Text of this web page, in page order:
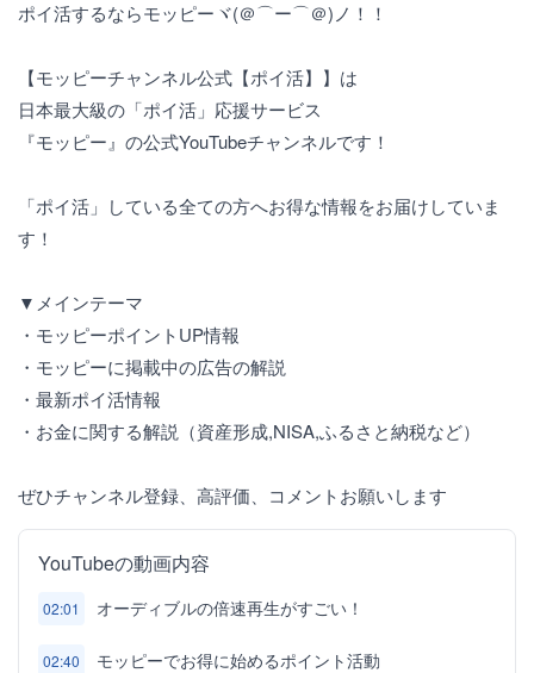
ポイ活するならモッピーヾ(＠⌒ー⌒＠)ノ！！
【モッピーチャンネル公式【ポイ活】】は
日本最大級の「ポイ活」応援サービス
『モッピー』の公式YouTubeチャンネルです！
「ポイ活」している全ての方へお得な情報をお届けしていま
す！
▼メインテーマ
・モッピーポイントUP情報
・モッピーに掲載中の広告の解説
・最新ポイ活情報
・お金に関する解説（資産形成,NISA,ふるさと納税など）
ぜひチャンネル登録、高評価、コメントお願いします
YouTubeの動画内容
02:01 オーディブルの倍速再生がすごい！
02:40 モッピーでお得に始めるポイント活動